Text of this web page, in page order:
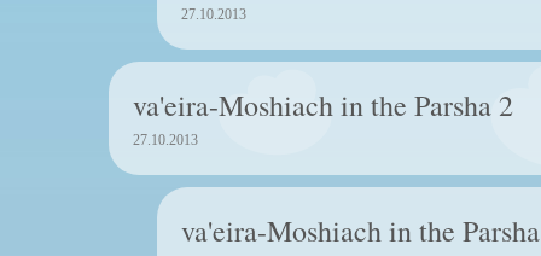
27.10.2013
va'eira-Moshiach in the Parsha 2
27.10.2013
va'eira-Moshiach in the